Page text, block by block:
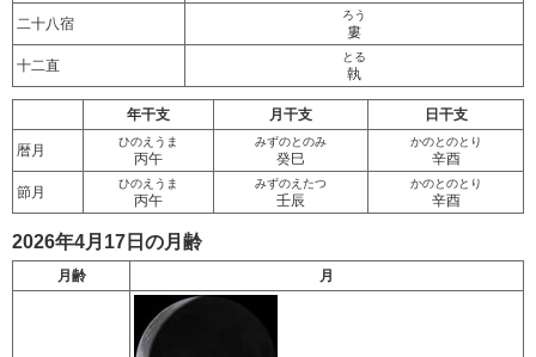
二十八宿
ろう
婁
十二直
とる
執
年干支 月干支 日干支
暦月
ひのえうま
丙午
みずのとのみ
癸巳
かのとのとり
辛酉
節月
ひのえうま
丙午
みずのえたつ
壬辰
かのとのとり
辛酉
2026年4月17日の月齢
月齢 月